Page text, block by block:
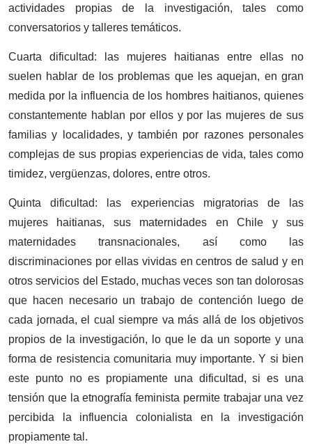
actividades propias de la investigación, tales como
conversatorios y talleres temáticos.
Cuarta dificultad: las mujeres haitianas entre ellas no
suelen hablar de los problemas que les aquejan, en gran
medida por la influencia de los hombres haitianos, quienes
constantemente hablan por ellos y por las mujeres de sus
familias y localidades, y también por razones personales
complejas de sus propias experiencias de vida, tales como
timidez, vergüenzas, dolores, entre otros.
Quinta dificultad: las experiencias migratorias de las
mujeres haitianas, sus maternidades en Chile y sus
maternidades transnacionales, así como las
discriminaciones por ellas vividas en centros de salud y en
otros servicios del Estado, muchas veces son tan dolorosas
que hacen necesario un trabajo de contención luego de
cada jornada, el cual siempre va más allá de los objetivos
propios de la investigación, lo que le da un soporte y una
forma de resistencia comunitaria muy importante. Y si bien
este punto no es propiamente una dificultad, si es una
tensión que la etnografía feminista permite trabajar una vez
percibida la influencia colonialista en la investigación
propiamente tal.